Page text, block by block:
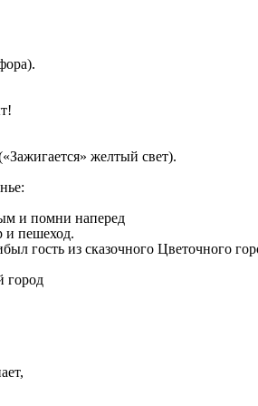
желтый свет).
и помни наперед
и пешеход.
гость из сказочного Цветочного
город